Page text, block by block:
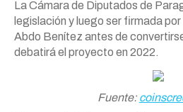
La Cámara de Diputados de
legislación y luego ser firmada
Abdo Benítez antes de
debatirá el proyecto en 2022.
Fuente: